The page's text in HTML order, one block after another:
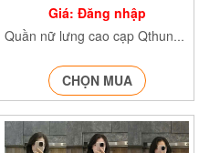
Giá: Đăng nhập
Quần nữ lưng cao cạp Qthunbonsoc362
CHỌN MUA